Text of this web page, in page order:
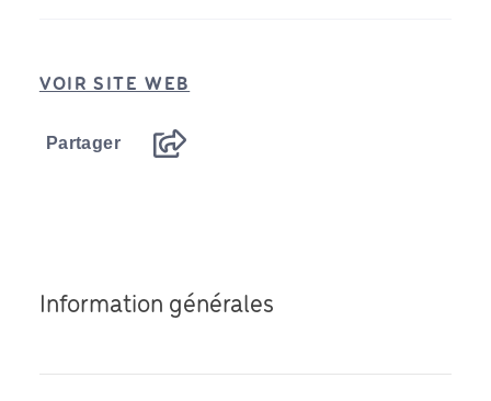
VOIR SITE WEB
Partager
Information générales